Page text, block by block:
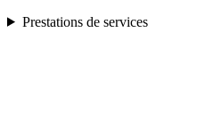
Prestations de services